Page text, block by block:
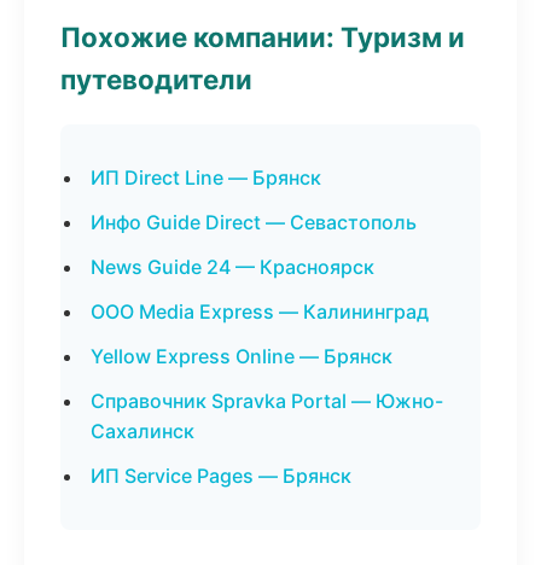
Похожие компании: Туризм и
путеводители
ИП Direct Line — Брянск
Инфо Guide Direct — Севастополь
News Guide 24 — Красноярск
ООО Media Express — Калининград
Yellow Express Online — Брянск
Справочник Spravka Portal — Южно-
Сахалинск
ИП Service Pages — Брянск